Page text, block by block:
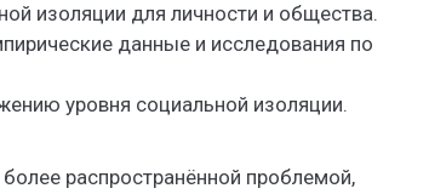
изоляции для личности и общества.
данные и исследования по
уровня социальной изоляции.
распространённой проблемой,